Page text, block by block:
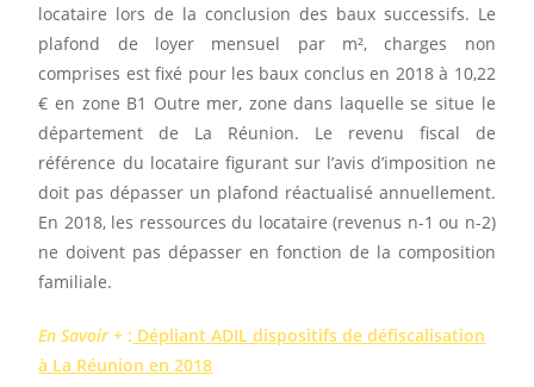
locataire lors de la conclusion des baux successifs. Le
plafond de loyer mensuel par m², charges non
comprises est fixé pour les baux conclus en 2018 à 10,22
€ en zone B1 Outre mer, zone dans laquelle se situe le
département de La Réunion. Le revenu fiscal de
référence du locataire figurant sur l’avis d’imposition ne
doit pas dépasser un plafond réactualisé annuellement.
En 2018, les ressources du locataire (revenus n-1 ou n-2)
ne doivent pas dépasser en fonction de la composition
familiale.
En Savoir + : Dépliant ADIL dispositifs de défiscalisation
à La Réunion en 2018